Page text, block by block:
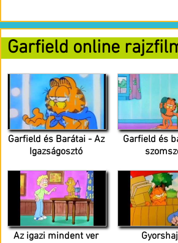
Garfield online
Garfield és Barátai - Az
Igazságosztó
Garfield és
Az igazi mindent ver